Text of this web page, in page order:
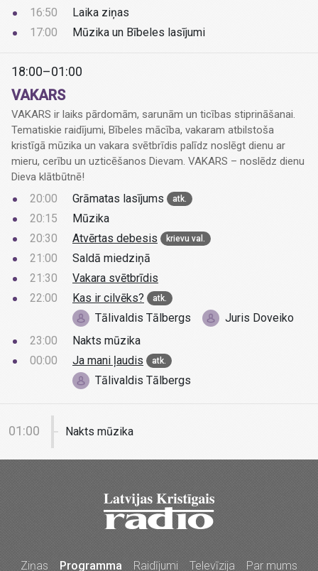
16:50
Laika ziņas
17:00
Mūzika un Bībeles lasījumi
18:00–01:00
VAKARS
VAKARS ir laiks pārdomām, sarunām un ticības stiprināšanai.
Tematiskie raidījumi, Bībeles mācība, vakaram atbilstoša
kristīgā mūzika un vakara svētbrīdis palīdz noslēgt dienu ar
mieru, cerību un uzticēšanos Dievam. VAKARS – noslēdz dienu
Dieva klātbūtnē!
20:00 Grāmatas lasījums atk.
20:15
Mūzika
20:30
Atvērtas debesis krievu val.
21:00
Saldā miedziņā
21:30
Vakara svētbrīdis
22:00
Kas ir cilvēks? atk.
Tālivaldis Tālbergs
Juris Doveiko
23:00
Nakts mūzika
00:00
Ja mani ļaudis atk.
Tālivaldis Tālbergs
01:00 Nakts mūzika
Ziņas Programma Raidījumi Televīzija Par mums